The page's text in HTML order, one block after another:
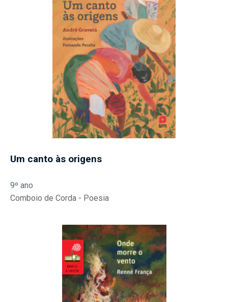
Um canto às origens
9º ano
Comboio de Corda - Poesia